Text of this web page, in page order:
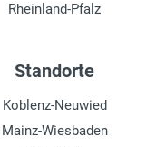
Rheinland-Pfalz
Standorte
Koblenz-Neuwied
Mainz-Wiesbaden